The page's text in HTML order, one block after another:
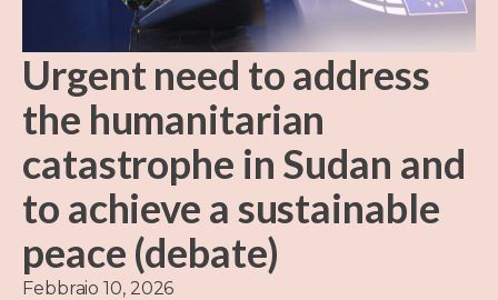
Urgent need to address
the humanitarian
catastrophe in Sudan and
to achieve a sustainable
peace (debate)
Febbraio 10, 2026